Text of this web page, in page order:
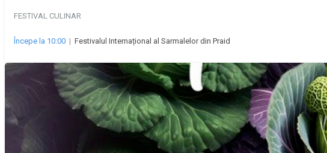
FESTIVAL CULINAR
Începe la 10:00 | Festivalul Internațional al Sarmalelor din Praid